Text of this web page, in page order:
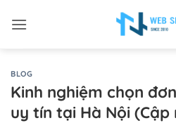
qua
BLOG
Kinh nghiệm chọn
uy tín tại Hà Nội (Cập